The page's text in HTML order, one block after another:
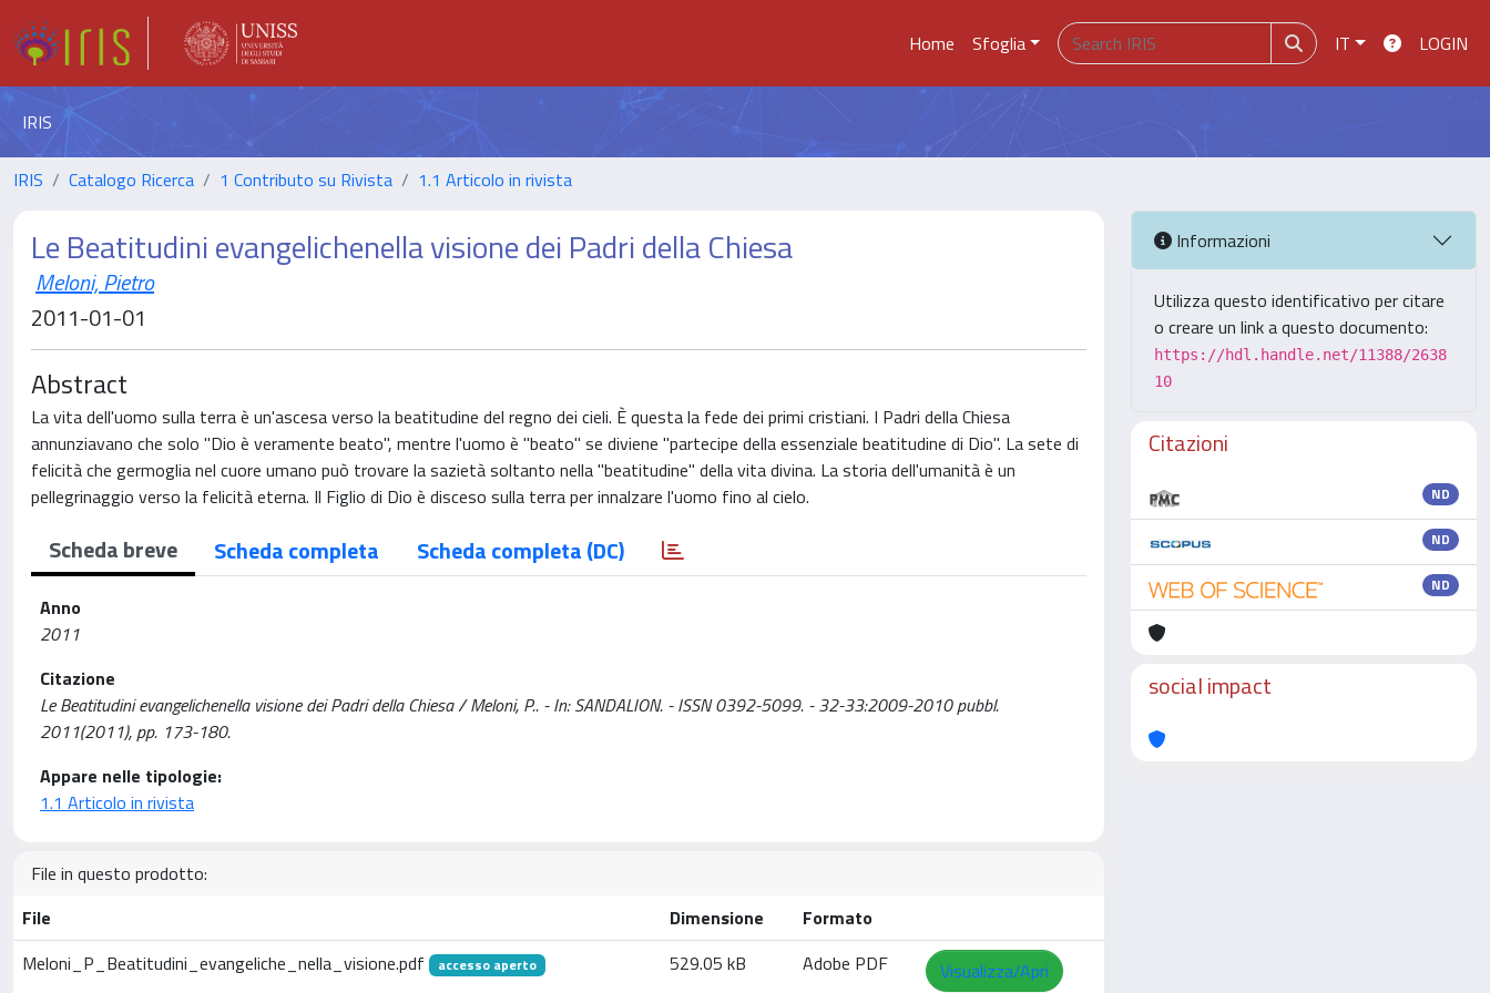
Home Sfoglia IT LOGIN
IRIS
IRIS Catalogo Ricerca 1 Contributo su Rivista 1.1 Articolo in rivista
Le Beatitudini evangelichenella visione dei Padri della Chiesa
Meloni, Pietro
2011-01-01
Abstract
La vita dell'uomo sulla terra è un'ascesa verso la beatitudine del regno dei cieli. È questa la fede dei primi cristiani. I Padri della Chiesa
annunziavano che solo "Dio è veramente beato", mentre l'uomo è "beato" se diviene "partecipe della essenziale beatitudine di Dio". La sete di
felicità che germoglia nel cuore umano può trovare la sazietà soltanto nella "beatitudine" della vita divina. La storia dell'umanità è un
pellegrinaggio verso la felicità eterna. Il Figlio di Dio è disceso sulla terra per innalzare l'uomo fino al cielo.
Scheda breve Scheda completa Scheda completa (DC)
Anno
2011
Citazione
Le Beatitudini evangelichenella visione dei Padri della Chiesa / Meloni, P.. - In: SANDALION. - ISSN 0392-5099. - 32-33:2009-2010 pubbl.
2011(2011), pp. 173-180.
Appare nelle tipologie:
1.1 Articolo in rivista
File in questo prodotto:
File
Dimensione
Formato
Meloni_P_Beatitudini_evangeliche_nella_visione.pdf
accesso aperto 529.05 kB Adobe PDF Visualizza/Apri
Informazioni
Utilizza questo identificativo per citare
o creare un link a questo documento:
https://hdl.handle.net/11388/2638
10
Citazioni
ND
ND
ND
social impact